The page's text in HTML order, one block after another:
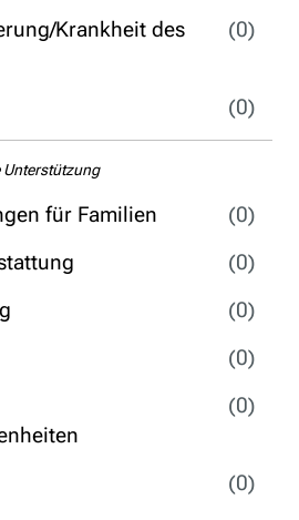
Krankheit des
(0)
(0)
Unterstützung
für Familien
(0)
(0)
(0)
(0)
(0)
(0)